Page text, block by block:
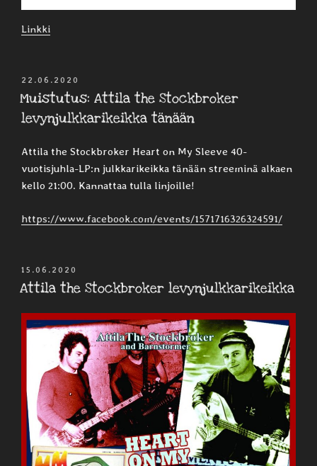
Linkki
JULKAISTU
22.06.2020
Muistutus: Attila the Stockbroker
levynjulkkarikeikka tänään
Attila the Stockbroker Heart on My Sleeve 40-
vuotisjuhla-LP:n julkkarikeikka tänään streeminä alkaen
kello 21:00. Kannattaa tulla linjoille!
https://www.facebook.com/events/1571716326324591/
JULKAISTU
15.06.2020
Attila the Stockbroker levynjulkkarikeikka